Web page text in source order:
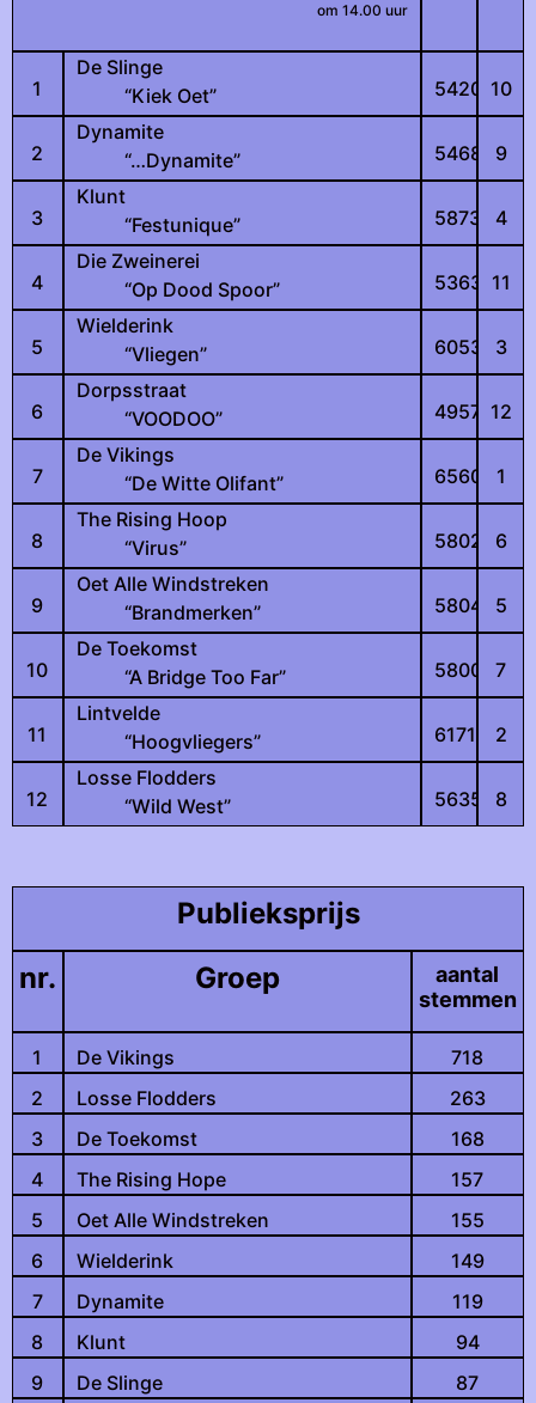
om 14.00 uur
1
De Slinge
“Kiek Oet”
5420 10
2
Dynamite
“…Dynamite”
5468 9
3
Klunt
“Festunique”
5873 4
4
Die Zweinerei
“Op Dood Spoor”
5363 11
5
Wielderink
“Vliegen”
6053 3
6
Dorpsstraat
“VOODOO”
4957 12
7
De Vikings
“De Witte Olifant”
6560 1
8
The Rising Hoop
“Virus”
5802 6
9
Oet Alle Windstreken
“Brandmerken”
5804 5
10
De Toekomst
“A Bridge Too Far”
5800 7
11
Lintvelde
“Hoogvliegers”
6171 2
12
Losse Flodders
“Wild West”
5635 8
Publieksprijs
nr.
Groep
aantal
stemmen
1 De Vikings
718
2
Losse Flodders
263
3
De Toekomst
168
4
The Rising Hope
157
5
Oet Alle Windstreken
155
6
Wielderink
149
7
Dynamite
119
8
Klunt
94
9
De Slinge 87